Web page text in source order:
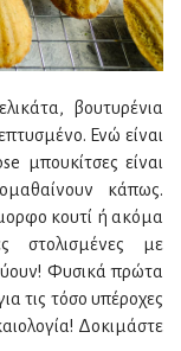
βουτυρένια
Ενώ είναι
μπουκίτσες είναι
κάπως.
κουτί ή ακόμα
στολισμένες με
Φυσικά πρώτα
τις τόσο υπέροχες
Δοκιμάστε